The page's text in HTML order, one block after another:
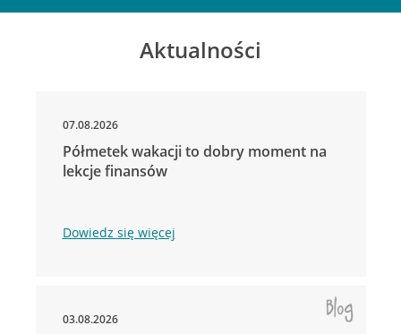
Aktualności
07.08.2026
Półmetek wakacji to dobry moment na
lekcje finansów
Dowiedz się więcej
03.08.2026